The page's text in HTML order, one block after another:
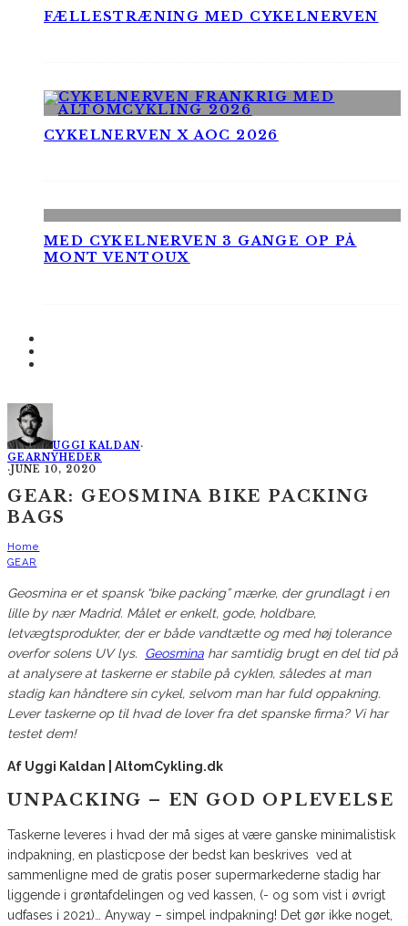
FÆLLESTRÆNING MED CYKELNERVEN
CYKELNERVEN X AOC 2026
MED CYKELNERVEN 3 GANGE OP PÅ
MONT VENTOUX
UGGI KALDAN·
GEARNYHEDER
·JUNE 10, 2020
GEAR: GEOSMINA BIKE PACKING
BAGS
Home
GEAR
Geosmina er et spansk “bike packing” mærke, der grundlagt i en
lille by nær Madrid. Målet er enkelt, gode, holdbare,
letvægtsprodukter, der er både vandtætte og med høj tolerance
overfor solens UV lys. Geosmina har samtidig brugt en del tid på
at analysere at taskerne er stabile på cyklen, således at man
stadig kan håndtere sin cykel, selvom man har fuld oppakning.
Lever taskerne op til hvad de lover fra det spanske firma? Vi har
testet dem!
Af Uggi Kaldan | AltomCykling.dk
UNPACKING – EN GOD OPLEVELSE
Taskerne leveres i hvad der må siges at være ganske minimalistisk
indpakning, en plasticpose der bedst kan beskrives ved at
sammenligne med de gratis poser supermarkederne stadig har
liggende i grøntafdelingen og ved kassen, (- og som vist i øvrigt
udfases i 2021)… Anyway – simpel indpakning! Det gør ikke noget,